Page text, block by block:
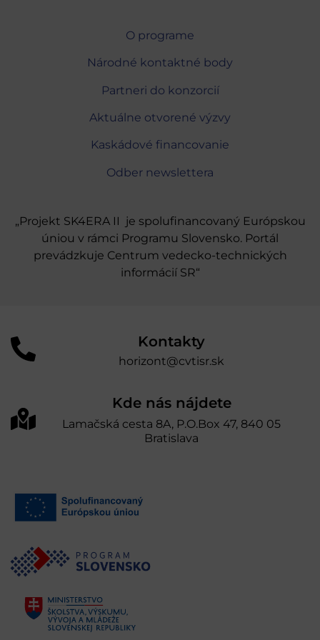
O programe
Národné kontaktné body
Partneri do konzorcií
Aktuálne otvorené výzvy
Kaskádové financovanie
Odber newslettera
„Projekt SK4ERA II je spolufinancovaný Európskou
úniou v rámci Programu Slovensko. Portál
prevádzkuje Centrum vedecko-technických
informácií SR“
Kontakty
horizont@cvtisr.sk
Kde nás nájdete
Lamačská cesta 8A, P.O.Box 47, 840 05
Bratislava